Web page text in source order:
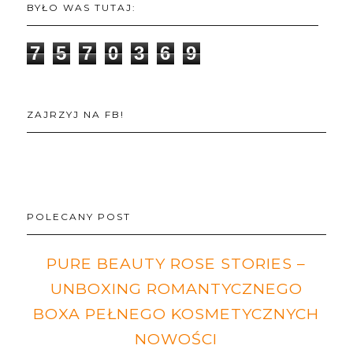
BYŁO WAS TUTAJ:
7 5 7 0 3 6 9
ZAJRZYJ NA FB!
POLECANY POST
PURE BEAUTY ROSE STORIES –
UNBOXING ROMANTYCZNEGO
BOXA PEŁNEGO KOSMETYCZNYCH
NOWOŚCI